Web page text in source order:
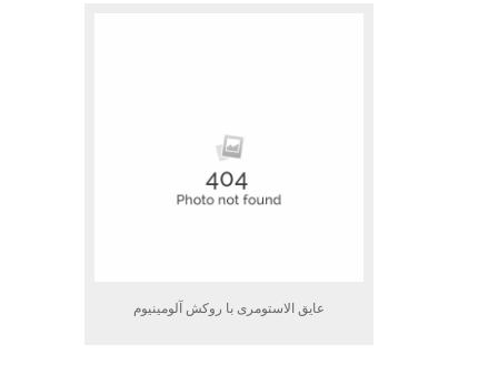
عایق الاستومری با روکش آلومینیوم